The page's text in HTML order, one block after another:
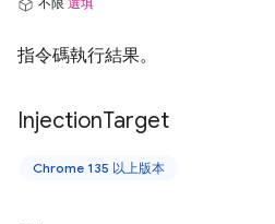
指令碼執行結果。
InjectionTarget
Chrome 135 以上版本